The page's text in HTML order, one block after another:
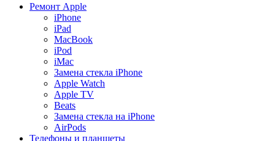
Ремонт Apple
iPhone
iPad
MacBook
iPod
iMac
Замена стекла iPhone
Apple Watch
Apple TV
Beats
Замена стекла на iPhone
AirPods
Телефоны и планшеты